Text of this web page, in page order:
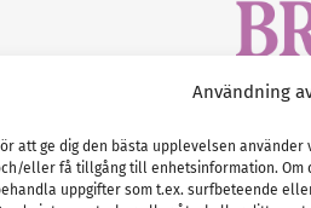
Användning
att ge dig den bästa upplevelsen
eller få tillgång till enhetsinformation. Om
uppgifter som t.ex. surfbeteende
Tel :0522-
E-post: